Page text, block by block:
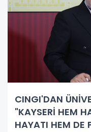
CINGI'DAN
"KAYSERİ HEM
HAYATI HEM DE